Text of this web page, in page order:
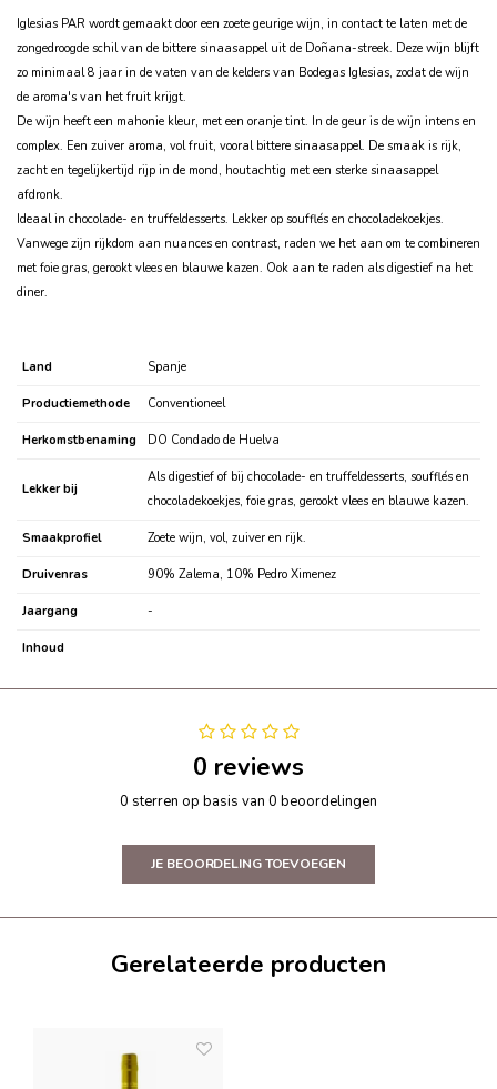
Iglesias PAR wordt gemaakt door een zoete geurige wijn, in contact te laten met de
zongedroogde schil van de bittere sinaasappel uit de Doñana-streek. Deze wijn blijft
zo minimaal 8 jaar in de vaten van de kelders van Bodegas Iglesias, zodat de wijn
de aroma's van het fruit krijgt.
De wijn heeft een mahonie kleur, met een oranje tint. In de geur is de wijn intens en
complex. Een zuiver aroma, vol fruit, vooral bittere sinaasappel. De smaak is rijk,
zacht en tegelijkertijd rijp in de mond, houtachtig met een sterke sinaasappel
afdronk.
Ideaal in chocolade- en truffeldesserts. Lekker op soufflés en chocoladekoekjes.
Vanwege zijn rijkdom aan nuances en contrast, raden we het aan om te combineren
met foie gras, gerookt vlees en blauwe kazen. Ook aan te raden als digestief na het
diner.
Land Spanje
Productiemethode Conventioneel
Herkomstbenaming DO Condado de Huelva
Lekker bij
Als digestief of bij chocolade- en truffeldesserts, soufflés en
chocoladekoekjes, foie gras, gerookt vlees en blauwe kazen.
Smaakprofiel Zoete wijn, vol, zuiver en rijk.
Druivenras 90% Zalema, 10% Pedro Ximenez
Jaargang -
Inhoud
0 reviews
0 sterren op basis van 0 beoordelingen
JE BEOORDELING TOEVOEGEN
Gerelateerde producten